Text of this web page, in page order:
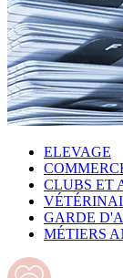
ELEVAGE
CLUBS ET
GARDE
MÉTIERS